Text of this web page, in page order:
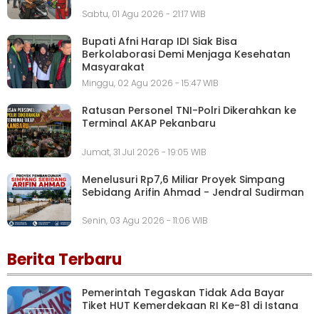
Sabtu, 01 Agu 2026 - 21:17 WIB
Bupati Afni Harap IDI Siak Bisa
Berkolaborasi Demi Menjaga Kesehatan
Masyarakat
Minggu, 02 Agu 2026 - 15:47 WIB
Ratusan Personel TNI-Polri Dikerahkan ke
Terminal AKAP Pekanbaru
Jumat, 31 Jul 2026 - 19:05 WIB
Menelusuri Rp7,6 Miliar Proyek Simpang
Sebidang Arifin Ahmad - Jendral Sudirman
Senin, 03 Agu 2026 - 11:06 WIB
Berita Terbaru
Pemerintah Tegaskan Tidak Ada Bayar
Tiket HUT Kemerdekaan RI Ke-81 di Istana